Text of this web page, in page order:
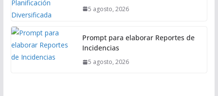
5 agosto, 2026
Prompt para elaborar Reportes de
Incidencias
5 agosto, 2026